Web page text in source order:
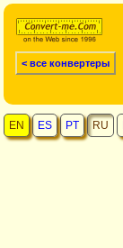
< все конвертеры
EN ES PT RU